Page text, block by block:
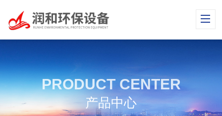
PRODUCT CENTER
产品中心